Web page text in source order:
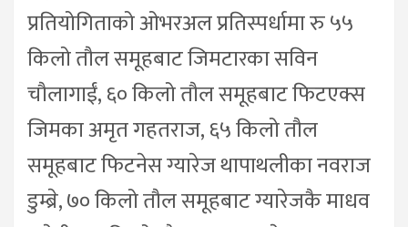
प्रतियोगिताको ओभरअल प्रतिस्पर्धामा रु ५५
किलो तौल समूहबाट जिमटारका सविन
चौलागाईं, ६० किलो तौल समूहबाट फिटएक्स
जिमका अमृत गहतराज, ६५ किलो तौल
समूहबाट फिटनेस ग्यारेज थापाथलीका नवराज
डुम्ब्रे, ७० किलो तौल समूहबाट ग्यारेजकै माधव